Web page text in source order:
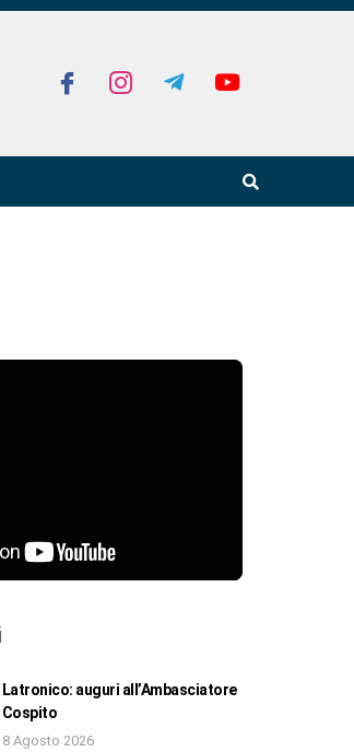
Latronico: auguri all’Ambasciatore
Cospito
8 Agosto 2026